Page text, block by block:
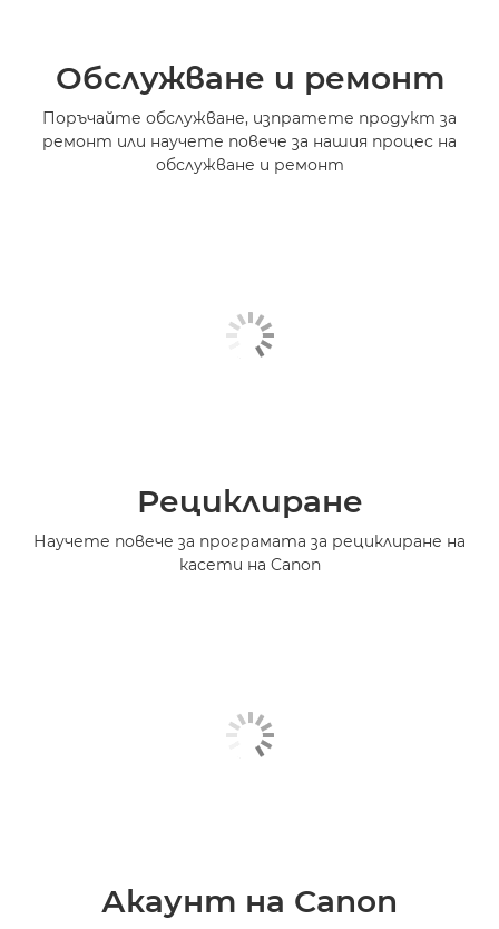
Обслужване и ремонт
Поръчайте обслужване, изпратете продукт за
ремонт или научете повече за нашия процес на
обслужване и ремонт
Рециклиране
Научете повече за програмата за рециклиране на
касети на Canon
Акаунт на Canon